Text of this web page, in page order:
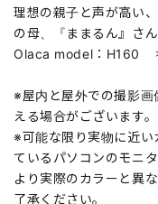
理想の親子と声が高い
の母、『ままるん』さ
Olaca model：H160
※屋内と屋外での撮影
える場合がございます。
※可能な限り実物に近
ているパソコンのモニ
より実際のカラーと異
了承ください。